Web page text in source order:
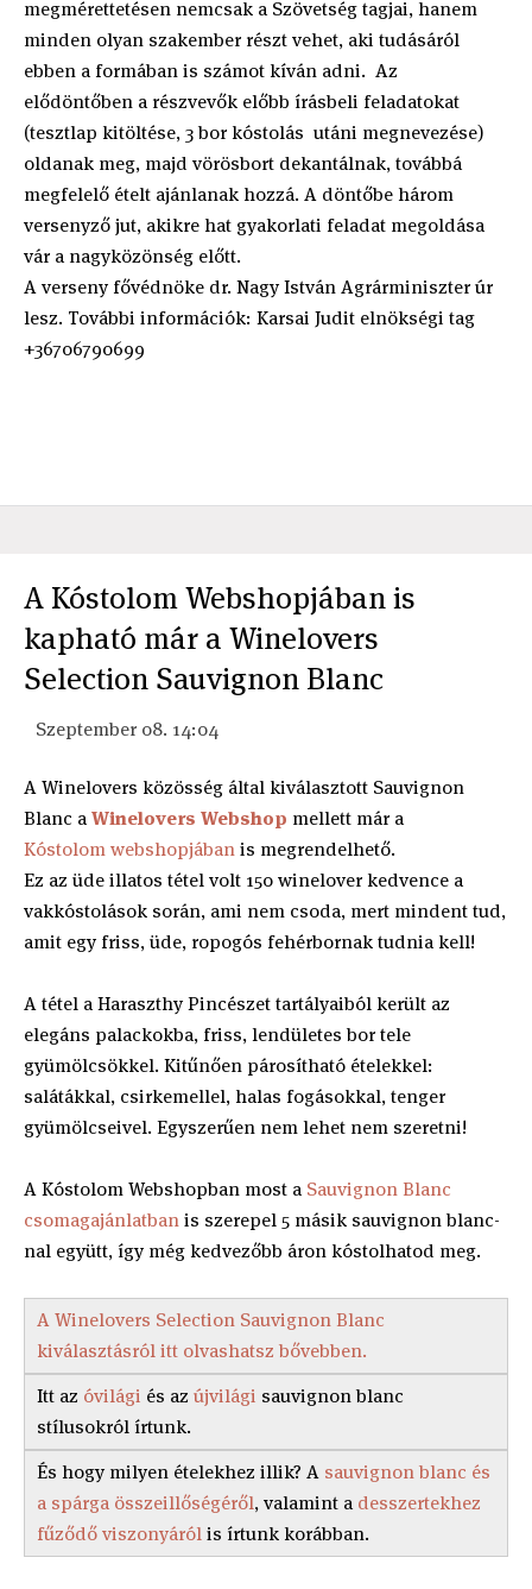
megmérettetésen nemcsak a Szövetség tagjai, hanem
minden olyan szakember részt vehet, aki tudásáról
ebben a formában is számot kíván adni. Az
elődöntőben a részvevők előbb írásbeli feladatokat
(tesztlap kitöltése, 3 bor kóstolás utáni megnevezése)
oldanak meg, majd vörösbort dekantálnak, továbbá
megfelelő ételt ajánlanak hozzá. A döntőbe három
versenyző jut, akikre hat gyakorlati feladat megoldása
vár a nagyközönség előtt.
A verseny fővédnöke dr. Nagy István Agrárminiszter úr
lesz. További információk: Karsai Judit elnökségi tag
+36706790699
A Kóstolom Webshopjában is
kapható már a Winelovers
Selection Sauvignon Blanc
Szeptember 08. 14:04
A Winelovers közösség által kiválasztott Sauvignon
Blanc aWinelovers Webshop mellett már a
Kóstolom webshopjábanis megrendelhető.
Ez az üde illatos tétel volt 150 winelover kedvence a
vakkóstolások során, ami nem csoda, mert mindent tud,
amit egy friss, üde, ropogós fehérbornak tudnia kell!
A tétel a Haraszthy Pincészet tartályaiból került az
elegáns palackokba, friss, lendületes bor tele
gyümölcsökkel. Kitűnően párosítható ételekkel:
salátákkal, csirkemellel, halas fogásokkal, tenger
gyümölcseivel. Egyszerűen nem lehet nem szeretni!
A Kóstolom Webshopban most a Sauvignon Blanc
csomagajánlatbanis szerepel 5 másik sauvignon blanc-
nal együtt, így még kedvezőbb áron kóstolhatod meg.
A Winelovers Selection Sauvignon Blanc
kiválasztásról itt olvashatsz bővebben.
Itt az óvilági és az újvilági sauvignon blanc
stílusokról írtunk.
És hogy milyen ételekhez illik? A sauvignon blanc és
a spárga összeillőségéről, valamint a desszertekhez
fűződő viszonyárólis írtunk korábban.